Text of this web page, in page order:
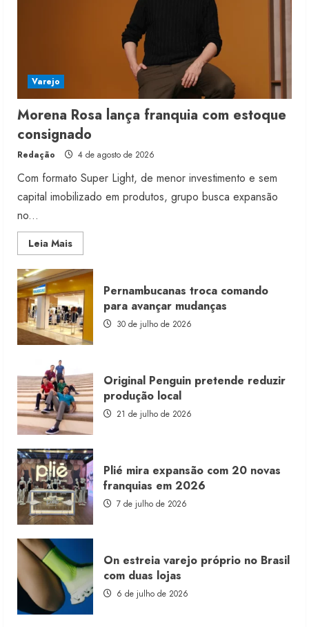
Varejo
Morena Rosa lança franquia com estoque
consignado
Redação 4 de agosto de 2026
Com formato Super Light, de menor investimento e sem
capital imobilizado em produtos, grupo busca expansão
no...
Leia MaisRead
more
Morena
Rosa
lança
franquia
com
estoque
consignado
Pernambucanas troca comando
para avançar mudanças
30 de julho de 2026
Original Penguin pretende reduzir
produção local
21 de julho de 2026
Plié mira expansão com 20 novas
franquias em 2026
7 de julho de 2026
On estreia varejo próprio no Brasil
com duas lojas
6 de julho de 2026